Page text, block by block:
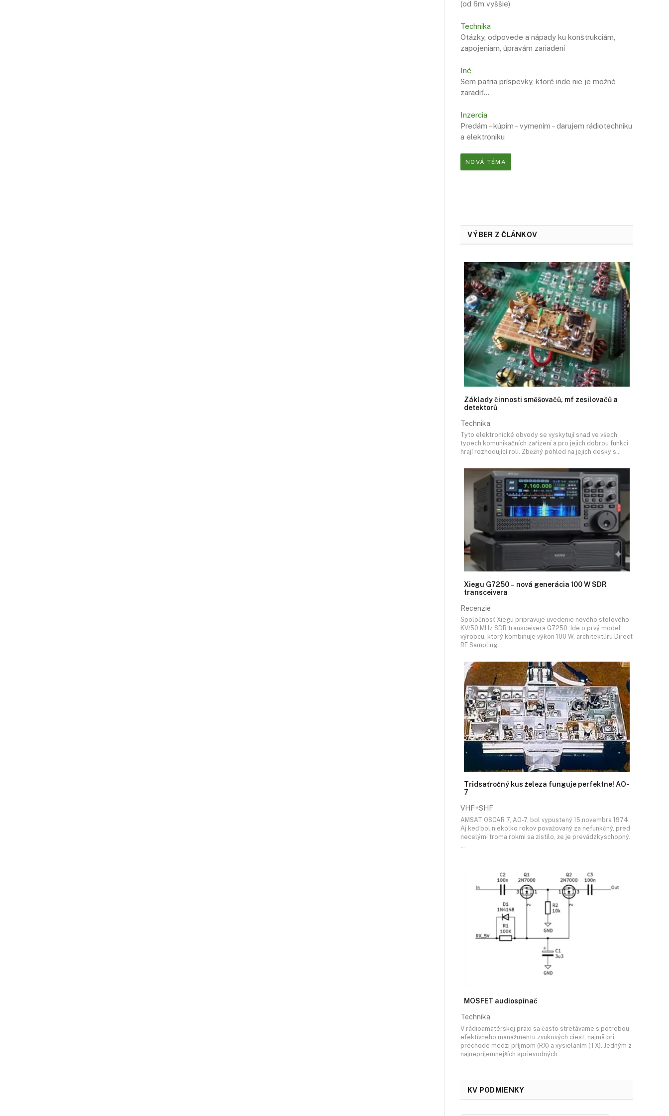
(od 6m vyššie)
Technika
Otázky, odpovede a nápady ku konštrukciám,
zapojeniam, úpravám zariadení
Iné
Sem patria príspevky, ktoré inde nie je možné
zaradiť…
Inzercia
Predám – kúpim – vymením – darujem rádiotechniku
a elektroniku
NOVÁ TÉMA
VÝBER Z ČLÁNKOV
Základy činnosti směšovačů, mf zesilovačů a
detektorů
Technika
Tyto elektronické obvody se vyskytují snad ve všech
typech komunikačních zařízení a pro jejich dobrou funkci
hrají rozhodující roli. Zběžný pohled na jejich desky s…
Xiegu G7250 – nová generácia 100 W SDR
transceivera
Recenzie
Spoločnosť Xiegu pripravuje uvedenie nového stolového
KV/50 MHz SDR transceivera G7250. Ide o prvý model
výrobcu, ktorý kombinuje výkon 100 W, architektúru Direct
RF Sampling,…
Tridsaťročný kus železa funguje perfektne! AO-
7
VHF+SHF
AMSAT OSCAR 7, AO-7, bol vypustený 15.novembra 1974.
Aj keď bol niekoľko rokov považovaný za nefunkčný, pred
necelými troma rokmi sa zistilo, že je prevádzkyschopný.
MOSFET audiospínač
Technika
V rádioamatérskej praxi sa často stretávame s potrebou
efektívneho manažmentu zvukových ciest, najmä pri
prechode medzi príjmom (RX) a vysielaním (TX). Jedným z
najnepríjemnejších sprievodných…
KV PODMIENKY